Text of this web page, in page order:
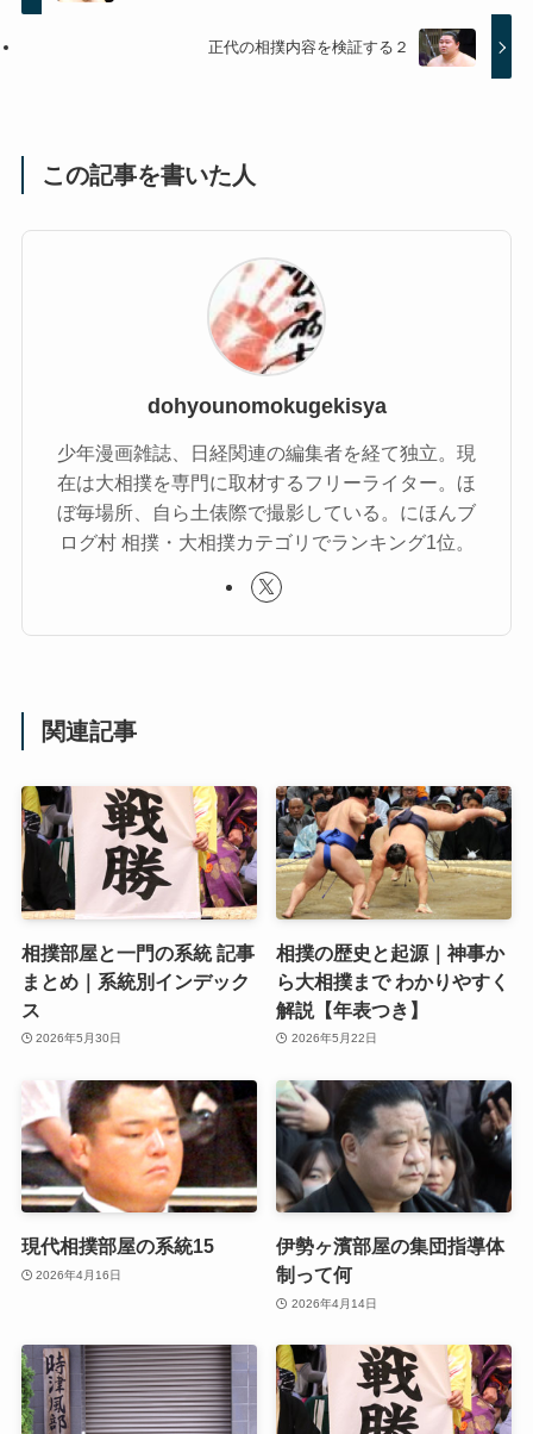
正代の相撲内容を検証する２
この記事を書いた人
dohyounomokugekisya
少年漫画雑誌、日経関連の編集者を経て独立。現
在は大相撲を専門に取材するフリーライター。ほ
ぼ毎場所、自ら土俵際で撮影している。にほんブ
ログ村 相撲・大相撲カテゴリでランキング1位。
関連記事
相撲部屋と一門の系統 記事
まとめ｜系統別インデック
ス
2026年5月30日
相撲の歴史と起源｜神事か
ら大相撲まで わかりやすく
解説【年表つき】
2026年5月22日
現代相撲部屋の系統15
2026年4月16日
伊勢ヶ濱部屋の集団指導体
制って何
2026年4月14日